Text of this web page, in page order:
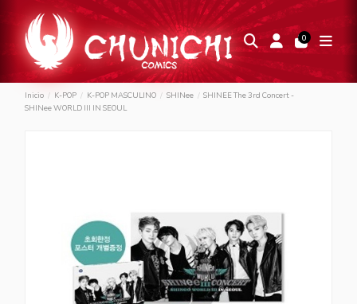
0
Inicio K-POP K-POP MASCULINO SHINee
SHINEE The 3rd Concert -
SHINee WORLD III IN SEOUL